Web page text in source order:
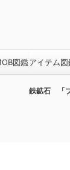
図鑑アイテム図
鉄鉱石 「